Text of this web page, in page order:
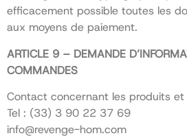
efficacement possible toutes les
aux moyens de paiement.
ARTICLE 9 – DEMANDE
COMMANDES
Contact concernant les produits
Tel : (33) 3 90 22 37 69
info@revenge-hom.com